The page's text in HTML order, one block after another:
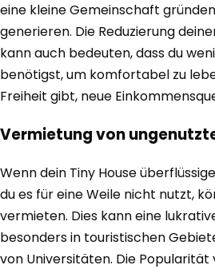
eine kleine Gemeinschaft
generieren. Die Reduzierung
kann auch bedeuten, dass du
benötigst, um komfortabel zu
Freiheit gibt, neue
Vermietung von
Wenn dein Tiny House
du es für eine Weile nicht nutzt,
vermieten. Dies kann eine
besonders in touristischen
von Universitäten. Die Popularität